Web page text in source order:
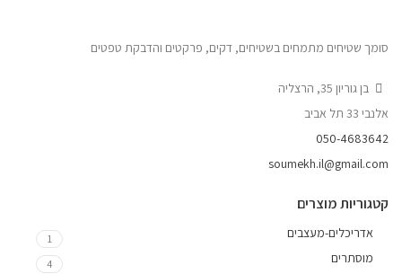
סומך שטיחים מתמחים בשטיחים, דקים, פרקטים והדבקת טפטים
בן גוריון 35, הרצליה
אלנבי 33 תל אביב
050-4683642
soumekh.il@gmail.com
קטגוריות מוצרים
אדריכלים-מעצבים 1
מוסתרים 4